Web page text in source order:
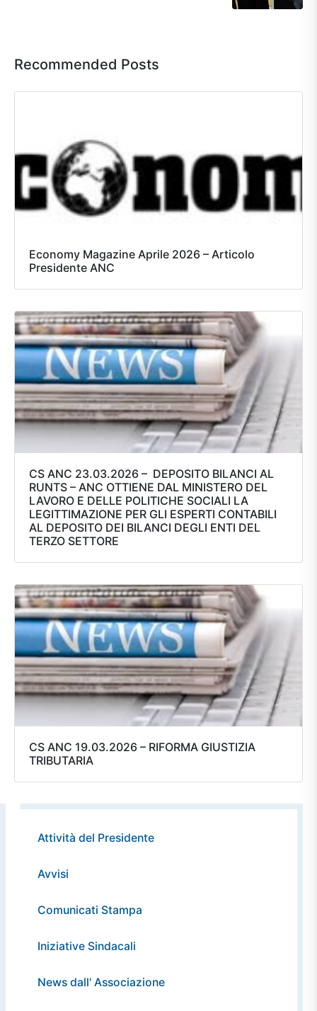
Recommended Posts
Economy Magazine Aprile 2026 – Articolo
Presidente ANC
CS ANC 23.03.2026 – DEPOSITO BILANCI AL
RUNTS – ANC OTTIENE DAL MINISTERO DEL
LAVORO E DELLE POLITICHE SOCIALI LA
LEGITTIMAZIONE PER GLI ESPERTI CONTABILI
AL DEPOSITO DEI BILANCI DEGLI ENTI DEL
TERZO SETTORE
CS ANC 19.03.2026 – RIFORMA GIUSTIZIA
TRIBUTARIA
Attività del Presidente
Avvisi
Comunicati Stampa
Iniziative Sindacali
News dall' Associazione